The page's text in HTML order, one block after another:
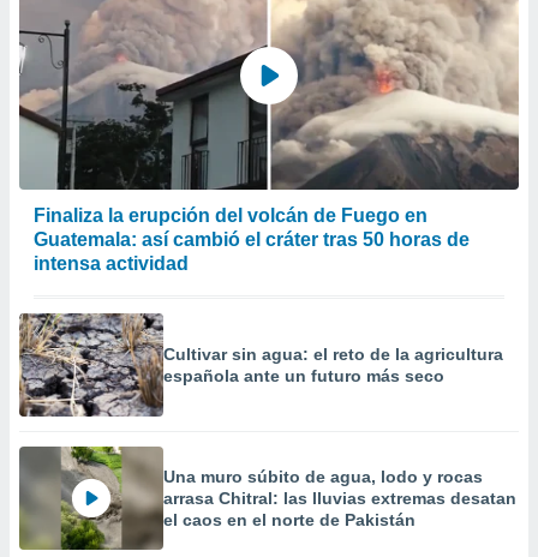
Finaliza la erupción del volcán de Fuego en
Guatemala: así cambió el cráter tras 50 horas de
intensa actividad
Cultivar sin agua: el reto de la agricultura
española ante un futuro más seco
Una muro súbito de agua, lodo y rocas
arrasa Chitral: las lluvias extremas desatan
el caos en el norte de Pakistán